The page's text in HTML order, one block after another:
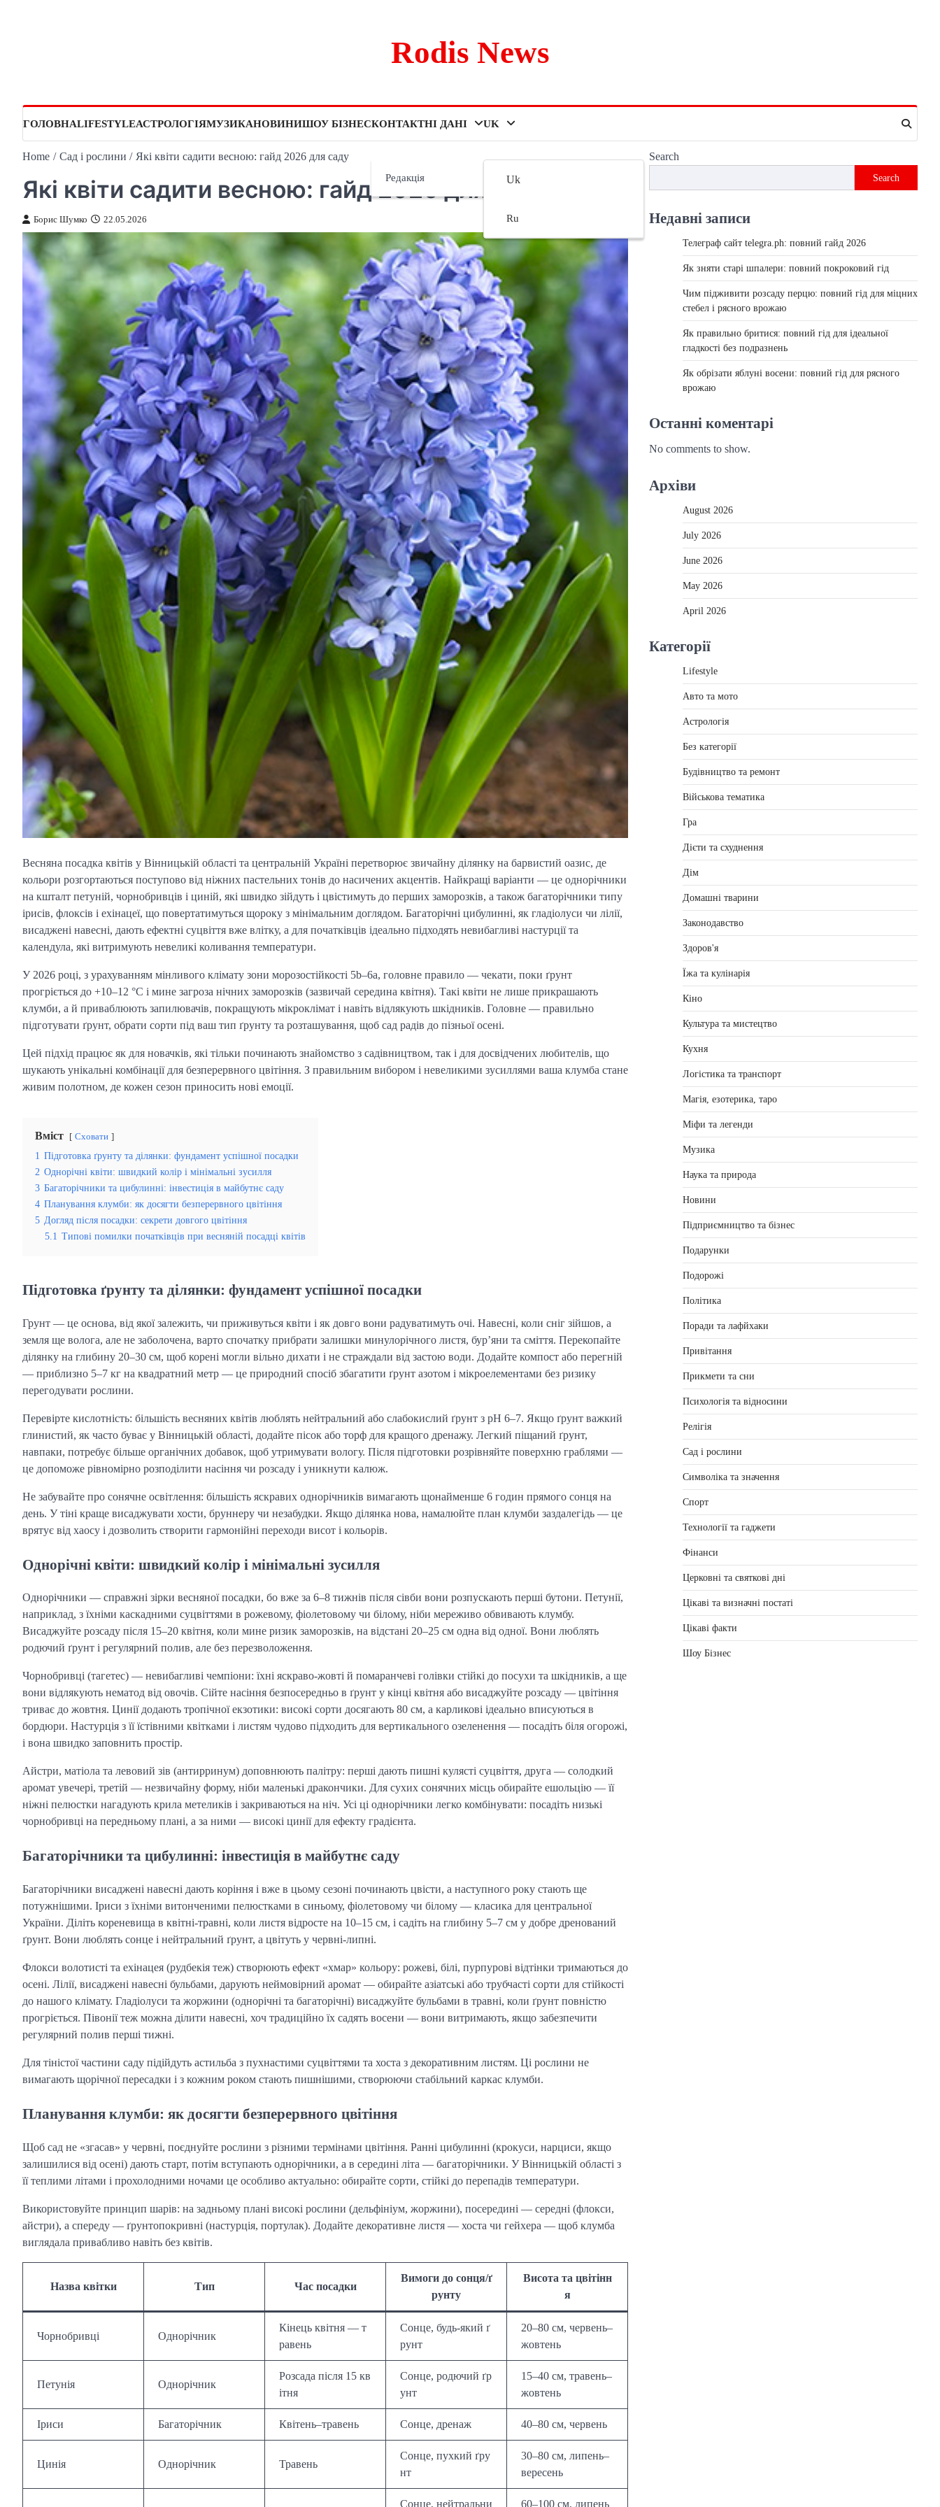
Rodis News
ГОЛОВНАLIFESTYLEАСТРОЛОГІЯМУЗИКАНОВИНИШОУ БІЗНЕСКОНТАКТНІ ДАНІ
Редакція
UK
Uk
Ru
Home Сад і рослини Які квіти садити весною: гайд 2026 для саду
Які квіти садити весною: гайд 2026 для саду
Борис Шумко 22.05.2026
Весняна посадка квітів у Вінницькій області та центральній Україні перетворює звичайну ділянку на барвистий оазис, де
кольори розгортаються поступово від ніжних пастельних тонів до насичених акцентів. Найкращі варіанти — це однорічники
на кшталт петуній, чорнобривців і циній, які швидко зійдуть і цвістимуть до перших заморозків, а також багаторічники типу
ірисів, флоксів і ехінацеї, що повертатимуться щороку з мінімальним доглядом. Багаторічні цибулинні, як гладіолуси чи лілії,
висаджені навесні, дають ефектні суцвіття вже влітку, а для початківців ідеально підходять невибагливі настурції та
календула, які витримують невеликі коливання температури.
У 2026 році, з урахуванням мінливого клімату зони морозостійкості 5b–6a, головне правило — чекати, поки ґрунт
прогріється до +10–12 °C і мине загроза нічних заморозків (зазвичай середина квітня). Такі квіти не лише прикрашають
клумби, а й приваблюють запилювачів, покращують мікроклімат і навіть відлякують шкідників. Головне — правильно
підготувати ґрунт, обрати сорти під ваш тип ґрунту та розташування, щоб сад радів до пізньої осені.
Цей підхід працює як для новачків, які тільки починають знайомство з садівництвом, так і для досвідчених любителів, що
шукають унікальні комбінації для безперервного цвітіння. З правильним вибором і невеликими зусиллями ваша клумба стане
живим полотном, де кожен сезон приносить нові емоції.
Вміст Сховати
1 Підготовка ґрунту та ділянки: фундамент успішної посадки
2 Однорічні квіти: швидкий колір і мінімальні зусилля
3 Багаторічники та цибулинні: інвестиція в майбутнє саду
4 Планування клумби: як досягти безперервного цвітіння
5 Догляд після посадки: секрети довгого цвітіння
5.1 Типові помилки початківців при весняній посадці квітів
Підготовка ґрунту та ділянки: фундамент успішної посадки
Грунт — це основа, від якої залежить, чи приживуться квіти і як довго вони радуватимуть очі. Навесні, коли сніг зійшов, а
земля ще волога, але не заболочена, варто спочатку прибрати залишки минулорічного листя, бур’яни та сміття. Перекопайте
ділянку на глибину 20–30 см, щоб корені могли вільно дихати і не страждали від застою води. Додайте компост або перегній
— приблизно 5–7 кг на квадратний метр — це природний спосіб збагатити ґрунт азотом і мікроелементами без ризику
перегодувати рослини.
Перевірте кислотність: більшість весняних квітів люблять нейтральний або слабокислий ґрунт з pH 6–7. Якщо ґрунт важкий
глинистий, як часто буває у Вінницькій області, додайте пісок або торф для кращого дренажу. Легкий піщаний ґрунт,
навпаки, потребує більше органічних добавок, щоб утримувати вологу. Після підготовки розрівняйте поверхню граблями —
це допоможе рівномірно розподілити насіння чи розсаду і уникнути калюж.
Не забувайте про сонячне освітлення: більшість яскравих однорічників вимагають щонайменше 6 годин прямого сонця на
день. У тіні краще висаджувати хости, бруннеру чи незабудки. Якщо ділянка нова, намалюйте план клумби заздалегідь — це
врятує від хаосу і дозволить створити гармонійні переходи висот і кольорів.
Однорічні квіти: швидкий колір і мінімальні зусилля
Однорічники — справжні зірки весняної посадки, бо вже за 6–8 тижнів після сівби вони розпускають перші бутони. Петунії,
наприклад, з їхніми каскадними суцвіттями в рожевому, фіолетовому чи білому, ніби мереживо обвивають клумбу.
Висаджуйте розсаду після 15–20 квітня, коли мине ризик заморозків, на відстані 20–25 см одна від одної. Вони люблять
родючий ґрунт і регулярний полив, але без перезволоження.
Чорнобривці (тагетес) — невибагливі чемпіони: їхні яскраво-жовті й помаранчеві голівки стійкі до посухи та шкідників, а ще
вони відлякують нематод від овочів. Сійте насіння безпосередньо в ґрунт у кінці квітня або висаджуйте розсаду — цвітіння
триває до жовтня. Цинії додають тропічної екзотики: високі сорти досягають 80 см, а карликові ідеально вписуються в
бордюри. Настурція з її їстівними квітками і листям чудово підходить для вертикального озеленення — посадіть біля огорожі,
і вона швидко заповнить простір.
Айстри, матіола та левовий зів (антирринум) доповнюють палітру: перші дають пишні кулясті суцвіття, друга — солодкий
аромат увечері, третій — незвичайну форму, ніби маленькі дракончики. Для сухих сонячних місць обирайте ешольцію — її
ніжні пелюстки нагадують крила метеликів і закриваються на ніч. Усі ці однорічники легко комбінувати: посадіть низькі
чорнобривці на передньому плані, а за ними — високі цинії для ефекту градієнта.
Багаторічники та цибулинні: інвестиція в майбутнє саду
Багаторічники висаджені навесні дають коріння і вже в цьому сезоні починають цвісти, а наступного року стають ще
потужнішими. Іриси з їхніми витонченими пелюстками в синьому, фіолетовому чи білому — класика для центральної
України. Діліть кореневища в квітні-травні, коли листя відросте на 10–15 см, і садіть на глибину 5–7 см у добре дренований
ґрунт. Вони люблять сонце і нейтральний ґрунт, а цвітуть у червні-липні.
Флокси волотисті та ехінацея (рудбекія теж) створюють ефект «хмар» кольору: рожеві, білі, пурпурові відтінки тримаються до
осені. Лілії, висаджені навесні бульбами, дарують неймовірний аромат — обирайте азіатські або трубчасті сорти для стійкості
до нашого клімату. Гладіолуси та жоржини (однорічні та багаторічні) висаджуйте бульбами в травні, коли ґрунт повністю
прогріється. Півонії теж можна ділити навесні, хоч традиційно їх садять восени — вони витримають, якщо забезпечити
регулярний полив перші тижні.
Для тіністої частини саду підійдуть астильба з пухнастими суцвіттями та хоста з декоративним листям. Ці рослини не
вимагають щорічної пересадки і з кожним роком стають пишнішими, створюючи стабільний каркас клумби.
Планування клумби: як досягти безперервного цвітіння
Щоб сад не «згасав» у червні, поєднуйте рослини з різними термінами цвітіння. Ранні цибулинні (крокуси, нарциси, якщо
залишилися від осені) дають старт, потім вступають однорічники, а в середині літа — багаторічники. У Вінницькій області з
її теплими літами і прохолодними ночами це особливо актуально: обирайте сорти, стійкі до перепадів температури.
Використовуйте принцип шарів: на задньому плані високі рослини (дельфініум, жоржини), посередині — середні (флокси,
айстри), а спереду — ґрунтопокривні (настурція, портулак). Додайте декоративне листя — хоста чи гейхера — щоб клумба
виглядала привабливо навіть без квітів.
Назва квітки Тип Час посадки
Вимоги до сонця/ґ
рунту
Висота та цвітінн
я
Чорнобривці Однорічник
Кінець квітня — т
равень
Сонце, будь-який ґ
рунт
20–80 см, червень–
жовтень
Петунія Однорічник
Розсада після 15 кв
ітня
Сонце, родючий ґр
унт
15–40 см, травень–
жовтень
Іриси Багаторічник Квітень–травень Сонце, дренаж 40–80 см, червень
Цинія Однорічник Травень
Сонце, пухкий ґру
нт
30–80 см, липень–
вересень
Сонце, нейтральни 60–100 см, липень
Search
Search
Недавні записи
Телеграф сайт telegra.ph: повний гайд 2026
Як зняти старі шпалери: повний покроковий гід
Чим підживити розсаду перцю: повний гід для міцних
стебел і рясного врожаю
Як правильно бритися: повний гід для ідеальної
гладкості без подразнень
Як обрізати яблуні восени: повний гід для рясного
врожаю
Останні коментарі
No comments to show.
Архіви
August 2026
July 2026
June 2026
May 2026
April 2026
Категорії
Lifestyle
Авто та мото
Астрологія
Без категорії
Будівництво та ремонт
Військова тематика
Гра
Дієти та схуднення
Дім
Домашні тварини
Законодавство
Здоров'я
Їжа та кулінарія
Кіно
Культура та мистецтво
Кухня
Логістика та транспорт
Магія, езотерика, таро
Міфи та легенди
Музика
Наука та природа
Новини
Підприємництво та бізнес
Подарунки
Подорожі
Політика
Поради та лафйхаки
Привітання
Прикмети та сни
Психологія та відносини
Релігія
Сад і рослини
Символіка та значення
Спорт
Технології та гаджети
Фінанси
Церковні та святкові дні
Цікаві та визначні постаті
Цікаві факти
Шоу Бізнес